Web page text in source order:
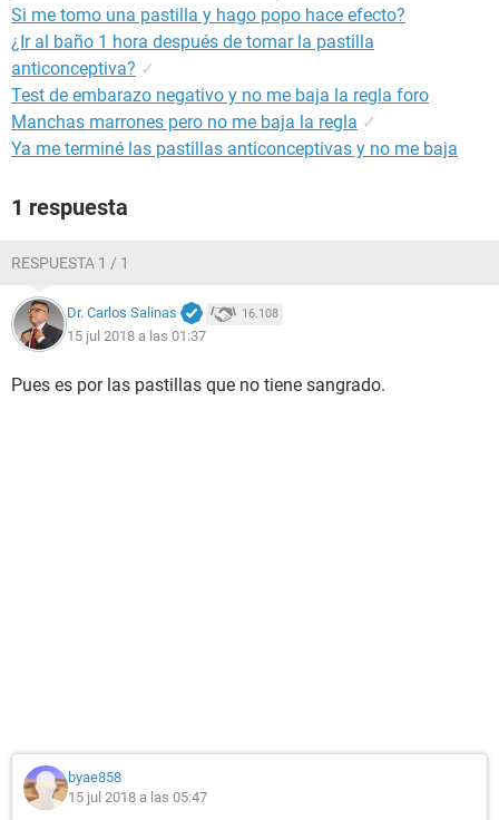
Si me tomo una pastilla y hago popo hace efecto?
¿Ir al baño 1 hora después de tomar la pastilla
anticonceptiva? ✓
Test de embarazo negativo y no me baja la regla foro
Manchas marrones pero no me baja la regla ✓
Ya me terminé las pastillas anticonceptivas y no me baja
1 respuesta
RESPUESTA 1 / 1
Dr. Carlos Salinas 16.108
15 jul 2018 a las 01:37
Pues es por las pastillas que no tiene sangrado.
byae858
15 jul 2018 a las 05:47